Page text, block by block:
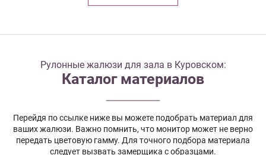
Рулонные жалюзи для зала в Куровском:
Каталог материалов
Перейдя по ссылке ниже вы можете подобрать материал для
ваших жалюзи. Важно помнить, что монитор может не верно
передать цветовую гамму. Для точного подбора материала
следует вызвать замерщика с образцами.